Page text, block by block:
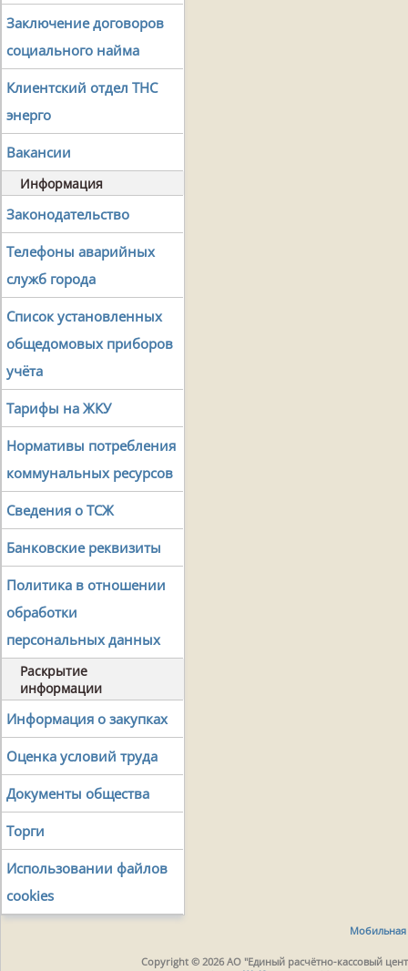
Заключение договоров
социального найма
Клиентский отдел ТНС
энерго
Вакансии
Информация
Законодательство
Телефоны аварийных
служб города
Список установленных
общедомовых приборов
учёта
Тарифы на ЖКУ
Нормативы потребления
коммунальных ресурсов
Сведения о ТСЖ
Банковские реквизиты
Политика в отношении
обработки
персональных данных
Раскрытие
информации
Информация о закупках
Оценка условий труда
Документы общества
Торги
Использовании файлов
cookies
Мобильная
Copyright © 2026 АО "Единый расчётно-кассовый